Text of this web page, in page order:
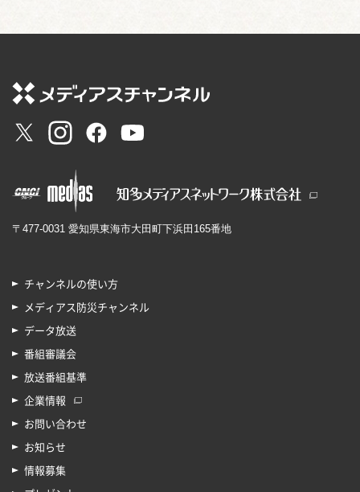
〒477-0031 愛知県東海市大田町下浜田165番地
チャンネルの使い方
メディアス防災チャンネル
データ放送
番組審議会
放送番組基準
企業情報
お問い合わせ
お知らせ
情報募集